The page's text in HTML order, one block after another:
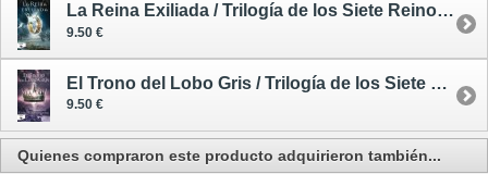
La Reina Exiliada / Trilogía de los Siete Reinos 2
9.50 €
El Trono del Lobo Gris / Trilogía de los Siete Reinos 3
9.50 €
Quienes compraron este producto adquirieron también...